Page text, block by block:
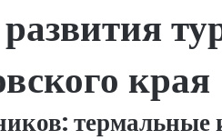
края
термальные